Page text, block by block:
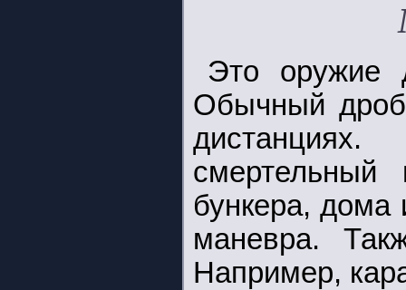
Это оружие
Обычный
бункера, дома
маневра.
Например,